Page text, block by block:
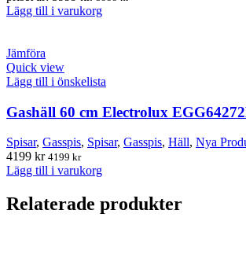
Lägg till i varukorg
Jämföra
Quick view
Lägg till i önskelista
Gashäll 60 cm Electrolux
Spisar, Gasspis, Spisar, Gasspis, Häll, Nya
4199 kr 4199 kr
Lägg till i varukorg
Relaterade produkter